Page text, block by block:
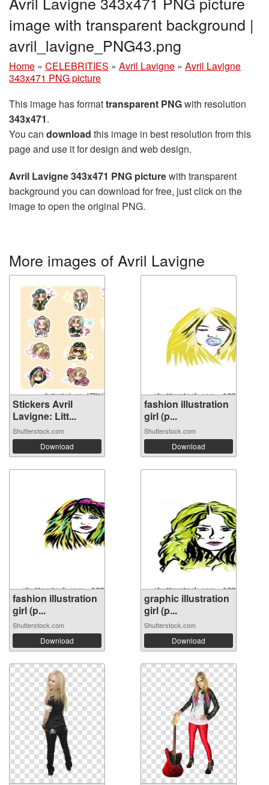
image with transparent background |
avril_lavigne_PNG43.png
Home » CELEBRITIES » Avril Lavigne » Avril Lavigne
343x471 PNG picture
This image has formattransparent PNGwith resolution
343x471.
You can download this image in best resolution from this
page and use it for design and web design.
Avril Lavigne 343x471 PNG picturewith transparent
background you can download for free, just click on the
image to open the original PNG.
More images of Avril Lavigne
Stickers Avril
Lavigne: Litt...
Shutterstock.com
Download
fashion illustration
girl (p...
Shutterstock.com
Download
fashion illustration
girl (p...
Shutterstock.com
Download
graphic illustration
girl (p...
Shutterstock.com
Download